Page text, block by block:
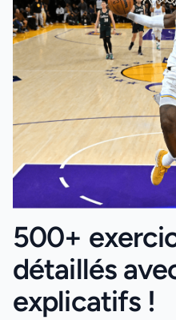
500+
détaillés
explicatifs !